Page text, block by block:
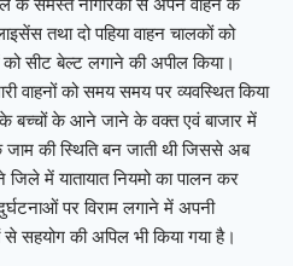
के समस्त नागरिकों से अपने वाहन के
तथा दो पहिया वाहन चालकों को
को सीट बेल्ट लगाने की अपील किया।
वाहनों को समय समय पर व्यवस्थित किया
बच्चों के आने जाने के वक्त एवं बाजार में
की स्थिति बन जाती थी जिससे अब
जिले में यातायात नियमो का पालन कर
पर विराम लगाने में अपनी
से सहयोग की अपिल भी किया गया है।